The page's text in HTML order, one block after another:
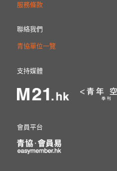
服務條款
聯絡我們
青協單位一覽
支持媒體
會員平台